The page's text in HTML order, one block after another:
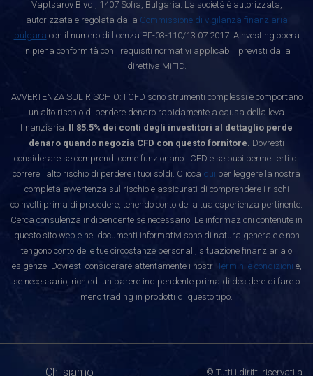
Vaptsarov Blvd., 1407 Sofia, Bulgaria. La società è autorizzata,
autorizzata e regolata dalla Commissione di vigilanza finanziaria
bulgara con il numero di licenza РГ-03-110/13.07.2017. Ainvesting opera
in piena conformità con i requisiti normativi applicabili previsti dalla
direttiva MiFID.
AVVERTENZA SUL RISCHIO: I CFD sono strumenti complessi e comportano
un alto rischio di perdere denaro rapidamente a causa della leva
finanziaria. Il 85.5% dei conti degli investitori al dettaglio perde
denaro quando negozia CFD con questo fornitore. Dovresti
considerare se comprendi come funzionano i CFD e se puoi permetterti di
correre l'alto rischio di perdere i tuoi soldi. Clicca qui per leggere la nostra
completa avvertenza sul rischio e assicurati di comprendere i rischi
coinvolti prima di procedere, tenendo conto della tua esperienza pertinente.
Cerca consulenza indipendente se necessario. Le informazioni contenute in
questo sito web e nei documenti informativi sono di natura generale e non
tengono conto delle tue circostanze personali, situazione finanziaria o
esigenze. Dovresti considerare attentamente i nostri Termini e condizioni e,
se necessario, richiedi un parere indipendente prima di decidere di fare o
meno trading in prodotti di questo tipo.
Chi siamo © Tutti i diritti riservati a